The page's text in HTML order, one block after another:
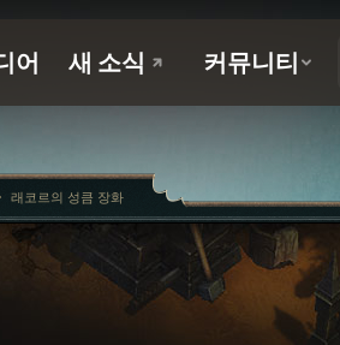
래코르의 성큼 장화